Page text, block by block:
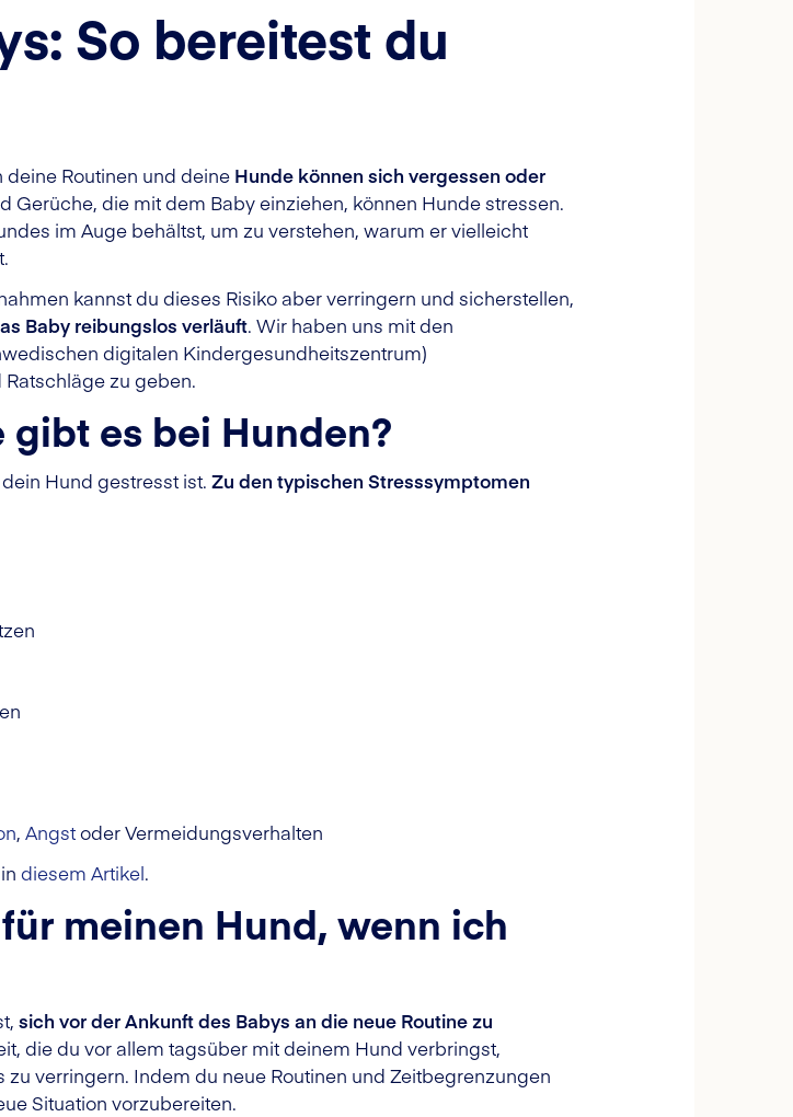
So bereitest du
Routinen und deine Hunde können sich vergessen oder
Gerüche, die mit dem Baby einziehen, können Hunde stressen.
im Auge behältst, um zu verstehen, warum er vielleicht
kannst du dieses Risiko aber verringern und sicherstellen,
Baby reibungslos verläuft. Wir haben uns mit den
digitalen Kindergesundheitszentrum)
zu geben.
es bei Hunden?
Hund gestresst ist. Zu den typischen Stresssymptomen
, Angstoder Vermeidungsverhalten
diesem Artikel.
meinen Hund, wenn ich
sich vor der Ankunft des Babys an die neue Routine zu
die du vor allem tagsüber mit deinem Hund verbringst,
verringern. Indem du neue Routinen und Zeitbegrenzungen
Situation vorzubereiten.